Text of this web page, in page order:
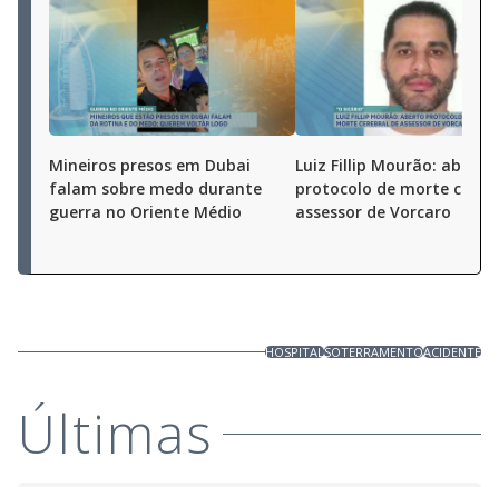
Mineiros presos em Dubai
falam sobre medo durante
guerra no Oriente Médio
Luiz Fillip Mourão: aberto
protocolo de morte
assessor de Vorcaro
HOSPITALSOTERRAMENTOACIDENTE
Últimas